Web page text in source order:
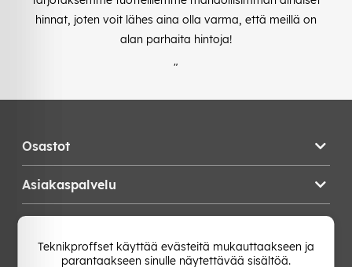
hinnat, joten voit lähes aina olla varma, että meillä on
alan parhaita hintoja!
"
Osastot
Asiakaspalvelu
Teknikproffset käyttää evästeitä mukauttaakseen ja
parantaakseen sinulle näytettävää sisältöä.